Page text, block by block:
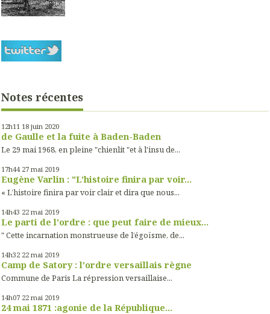
Notes récentes
12h11 18 juin 2020
de Gaulle et la fuite à Baden-Baden
Le 29 mai 1968, en pleine "chienlit "et à l'insu de...
17h44 27 mai 2019
Eugène Varlin : "L’histoire finira par voir...
« L’histoire finira par voir clair et dira que nous...
14h43 22 mai 2019
Le parti de l'ordre : que peut faire de mieux...
" Cette incarnation monstrueuse de l’égoïsme, de...
14h32 22 mai 2019
Camp de Satory : l'ordre versaillais règne
Commune de Paris La répression versaillaise...
14h07 22 mai 2019
24 mai 1871 :agonie de la République...